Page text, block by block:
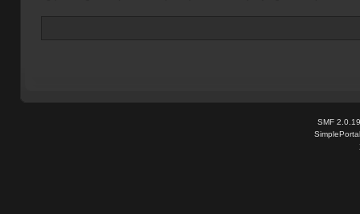
SMF 2.0.19